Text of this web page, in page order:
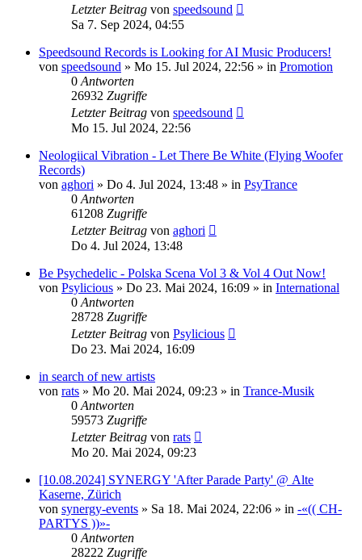
Letzter Beitrag von speedsound
Sa 7. Sep 2024, 04:55
Speedsound Records is Looking for AI Music Producers!
von speedsound » Mo 15. Jul 2024, 22:56 » in Promotion
0 Antworten
26932 Zugriffe
Letzter Beitrag von speedsound
Mo 15. Jul 2024, 22:56
Neologiical Vibration - Let There Be White (Flying Woofer
Records)
von aghori » Do 4. Jul 2024, 13:48 » in PsyTrance
0 Antworten
61208 Zugriffe
Letzter Beitrag von aghori
Do 4. Jul 2024, 13:48
Be Psychedelic - Polska Scena Vol 3 & Vol 4 Out Now!
von Psylicious » Do 23. Mai 2024, 16:09 » in International
0 Antworten
28728 Zugriffe
Letzter Beitrag von Psylicious
Do 23. Mai 2024, 16:09
in search of new artists
von rats » Mo 20. Mai 2024, 09:23 » in Trance-Musik
0 Antworten
59573 Zugriffe
Letzter Beitrag von rats
Mo 20. Mai 2024, 09:23
[10.08.2024] SYNERGY 'After Parade Party' @ Alte
Kaserne, Zürich
von synergy-events » Sa 18. Mai 2024, 22:06 » in -«(( CH-
PARTYS ))»-
0 Antworten
28222 Zugriffe